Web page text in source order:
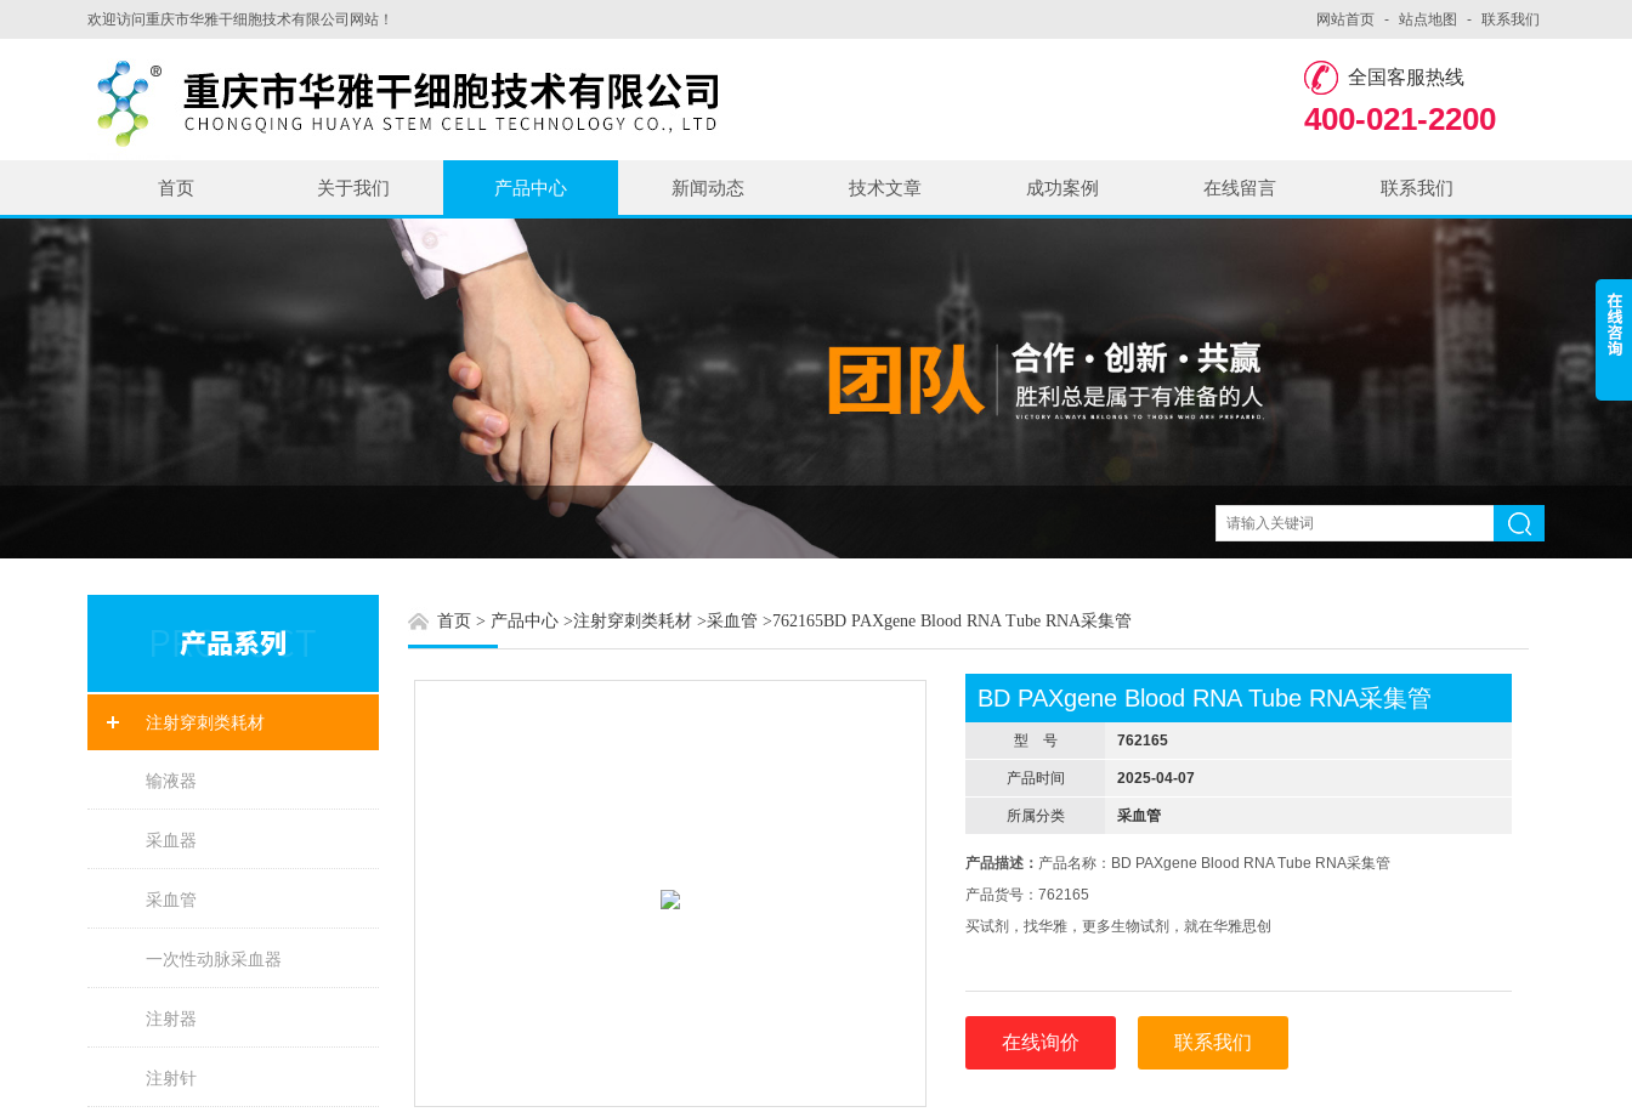
欢迎访问重庆市华雅干细胞技术有限公司网站！ 网站首页 - 站点地图 - 联系我们
全国客服热线
400-021-2200
首页 关于我们 产品中心 新闻动态 技术文章 成功案例 在线留言 联系我们
注射穿刺类耗材
输液器
采血器
采血管
一次性动脉采血器
注射器
注射针
首页 > 产品中心 >注射穿刺类耗材 >采血管 >762165BD PAXgene Blood RNA Tube RNA采集管
BD PAXgene Blood RNA Tube RNA采集管
型 号 762165
产品时间 2025-04-07
所属分类 采血管
产品描述： 产品名称：BD PAXgene Blood RNA Tube RNA采集管
产品货号：762165
买试剂，找华雅，更多生物试剂，就在华雅思创
在线询价 联系我们